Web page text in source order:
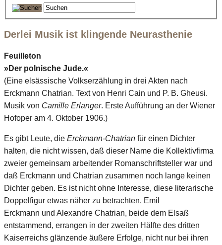
Derlei Musik ist klingende Neurasthenie
Feuilleton
»Der polnische Jude.«
(Eine elsässische Volkserzählung in drei Akten nach
Erckmann Chatrian. Text von Henri Cain und P. B. Gheusi.
Musik von Camille Erlanger. Erste Aufführung an der Wiener
Hofoper am 4. Oktober 1906.)
Es gibt Leute, die Erckmann-Chatrian für einen Dichter
halten, die nicht wissen, daß dieser Name die Kollektivfirma
zweier gemeinsam arbeitender Romanschriftsteller war und
daß Erckmann und Chatrian zusammen noch lange keinen
Dichter geben. Es ist nicht ohne Interesse, diese literarische
Doppelfigur etwas näher zu betrachten. Emil
Erckmann und Alexandre Chatrian, beide dem Elsaß
entstammend, errangen in der zweiten Hälfte des dritten
Kaiserreichs glänzende äußere Erfolge, nicht nur bei ihren